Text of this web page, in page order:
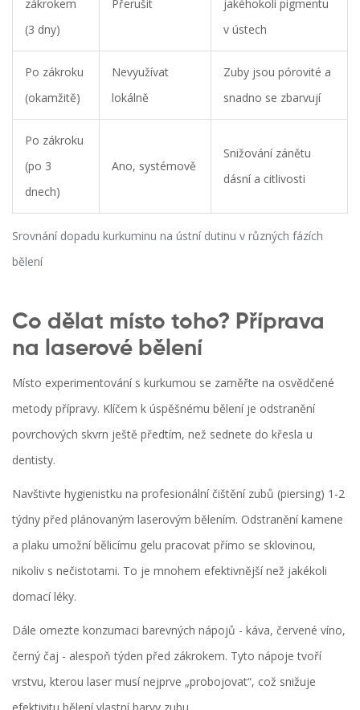
Srovnání dopadu kurkuminu na ústní dutinu v různých fázích
bělení
zákrokem
(3 dny)
Přerušit
jakéhokoli pigmentu
v ústech
Po zákroku
(okamžitě)
Nevyužívat
lokálně
Zuby jsou pórovité a
snadno se zbarvují
Po zákroku
(po 3
dnech)
Ano, systémově
Snižování zánětu
dásní a citlivosti
Co dělat místo toho? Příprava
na laserové bělení
Místo experimentování s kurkumou se zaměřte na osvědčené
metody přípravy. Klíčem k úspěšnému bělení je odstranění
povrchových skvrn ještě předtím, než sednete do křesla u
dentisty.
Navštivte hygienistku na profesionální čištění zubů (piersing) 1-2
týdny před plánovaným laserovým bělením. Odstranění kamene
a plaku umožní bělicímu gelu pracovat přímo se sklovinou,
nikoliv s nečistotami. To je mnohem efektivnější než jakékoli
domací léky.
Dále omezte konzumaci barevných nápojů - káva, červené víno,
černý čaj - alespoň týden před zákrokem. Tyto nápoje tvoří
vrstvu, kterou laser musí nejprve „probojovat“, což snižuje